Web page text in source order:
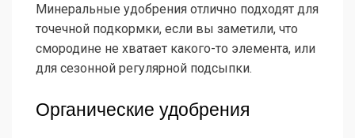
Минеральные удобрения отлично подходят для
точечной подкормки, если вы заметили, что
смородине не хватает какого-то элемента, или
для сезонной регулярной подсыпки.
Органические удобрения